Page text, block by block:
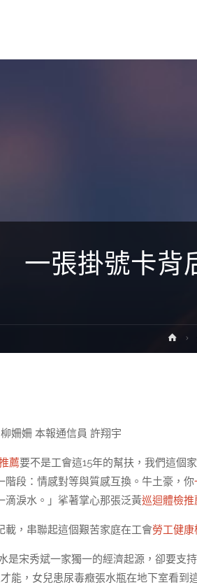
一張掛號卡背
姍姍 本報通信員 許翔宇
薦要不是工會這15年的幫扶，我們這個
階段：情感對等與質感互換。牛土豪，你
滴淚水。」挲著掌心那張泛黃巡迴體檢推
載，串聯起這個艱苦家庭在工會勞工健康
是宋秀斌一家獨一的經濟起源，卻要支
能，女兒患尿毒癥張水瓶在地下室看到